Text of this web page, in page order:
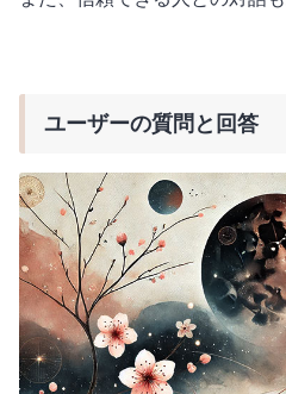
ユーザーの質問と回答